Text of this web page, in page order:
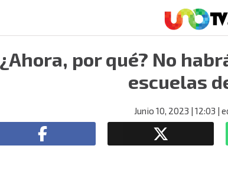
¿Ahora, por qué? No
escuelas
Junio 10, 2023 | 12:03 |